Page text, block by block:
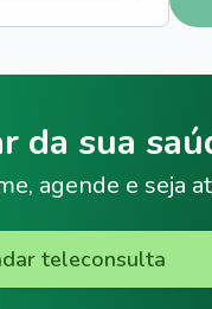
da sua
agende e seja
teleconsulta